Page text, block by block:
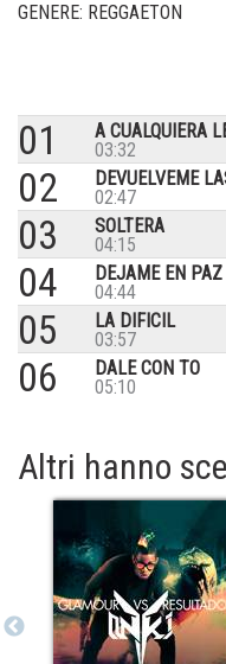
GENERE: REGGAETON
01
A CUALQUIERA
03:32
02
DEVUELVEME
02:47
03
SOLTERA
04:15
04
DEJAME EN PAZ
04:44
05
LA DIFICIL
03:57
06
DALE CON TO
05:10
Altri hanno